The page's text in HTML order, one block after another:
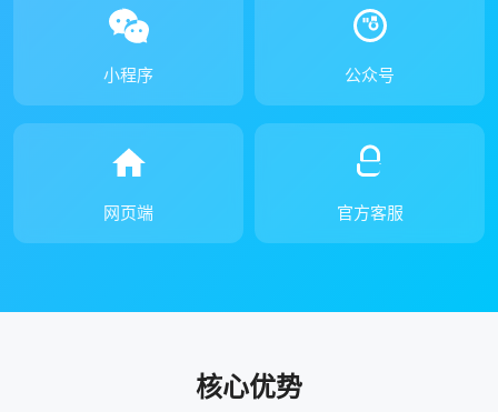
小程序 公众号
网页端 官方客服
核心优势